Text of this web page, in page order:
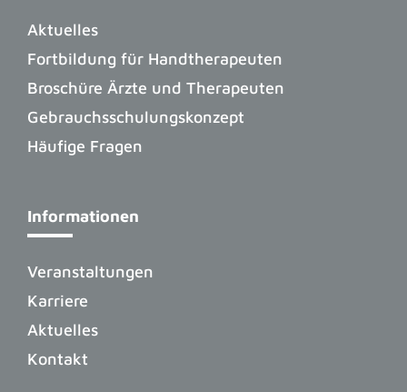
Aktuelles
Fortbildung für Handtherapeuten
Broschüre Ärzte und Therapeuten
Gebrauchsschulungskonzept
Häufige Fragen
Informationen
Veranstaltungen
Karriere
Aktuelles
Kontakt